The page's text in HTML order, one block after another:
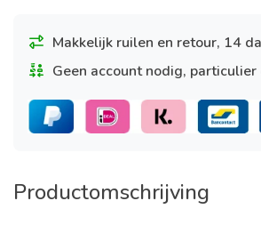
Makkelijk ruilen en retour, 14
Geen account nodig, particulier
Productomschrijving